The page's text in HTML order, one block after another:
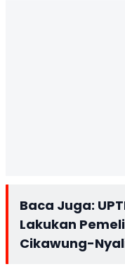
Baca Juga:
Lakukan
Cikawung-